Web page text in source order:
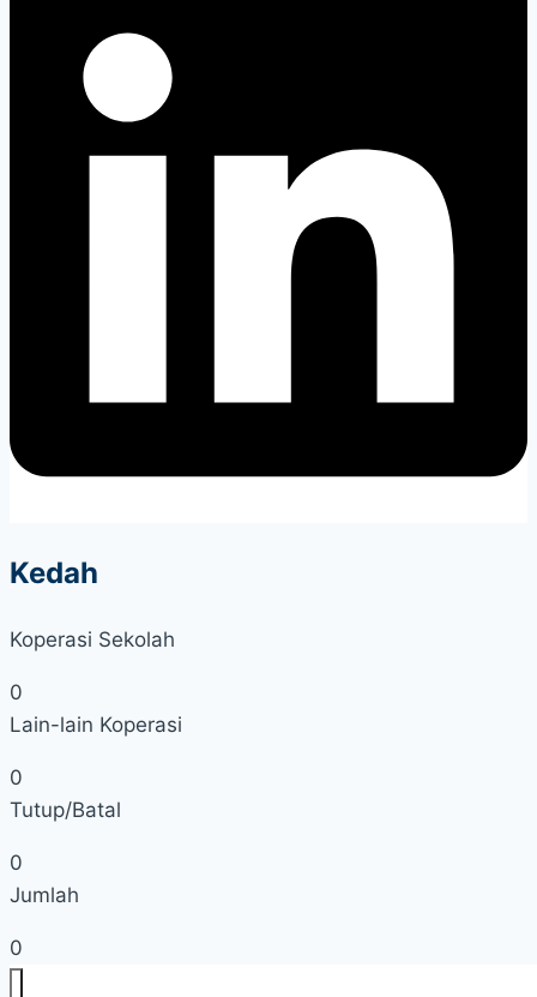
Kedah
Koperasi Sekolah
0
Lain-lain Koperasi
0
Tutup/Batal
0
Jumlah
0